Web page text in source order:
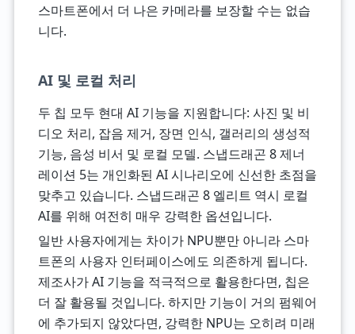
스마트폰에서 더 나은 카메라를 보장할 수는 없습
니다.
AI 및 로컬 처리
두 칩 모두 현대 AI 기능을 지원합니다: 사진 및 비
디오 처리, 잡음 제거, 장면 인식, 갤러리의 생성적
기능, 음성 비서 및 로컬 모델. 스냅드래곤 8 제너
레이션 5는 개인화된 AI 시나리오에 신선한 초점을
맞추고 있습니다. 스냅드래곤 8 엘리트 역시 로컬
AI를 위해 여전히 매우 강력한 옵션입니다.
일반 사용자에게는 차이가 NPU뿐만 아니라 스마
트폰의 사용자 인터페이스에도 의존하게 됩니다.
제조사가 AI 기능을 적극적으로 활용한다면, 칩은
더 잘 활용될 것입니다. 하지만 기능이 거의 펌웨어
에 추가되지 않았다면, 강력한 NPU는 오히려 미래